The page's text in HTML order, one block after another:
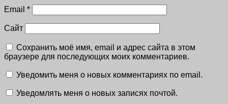
Email *
Сайт
Сохранить моё имя, email и адрес сайта в этом
браузере для последующих моих комментариев.
Уведомить меня о новых комментариях по email.
Уведомлять меня о новых записях почтой.